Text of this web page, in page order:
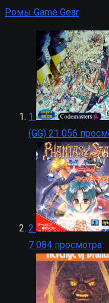
Ромы Game Gear
1
(GG) 21 056
2
7 084 просмотра